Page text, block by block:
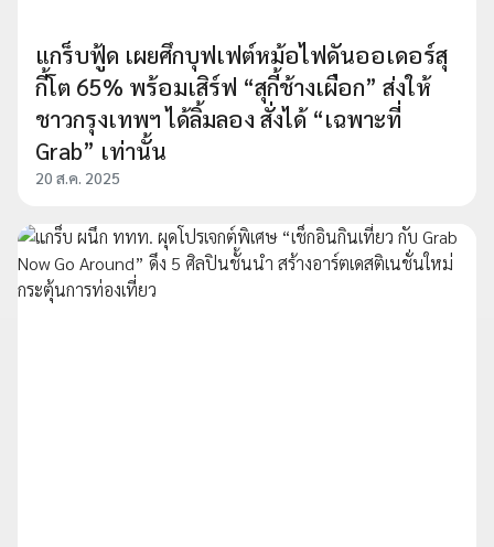
แกร็บฟู้ด เผยศึกบุฟเฟต์หม้อไฟดันออเดอร์สุ
กี้โต 65% พร้อมเสิร์ฟ “สุกี้ช้างเผือก” ส่งให้
ชาวกรุงเทพฯ ได้ลิ้มลอง สั่งได้ “เฉพาะที่
Grab” เท่านั้น
20 ส.ค. 2025